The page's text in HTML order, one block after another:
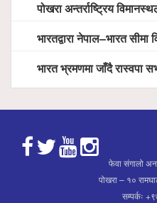
पोखरा अन्तर्राष्ट्रिय विमानस्थलमा फ्लाई दुबईको बढ्दो
भारतद्वारा नेपाल–भारत सीमा
भारत भ्रमणमा जाँदै रास्वपा
फेवा संगालो
पोखरा – १०
सम्पर्कः